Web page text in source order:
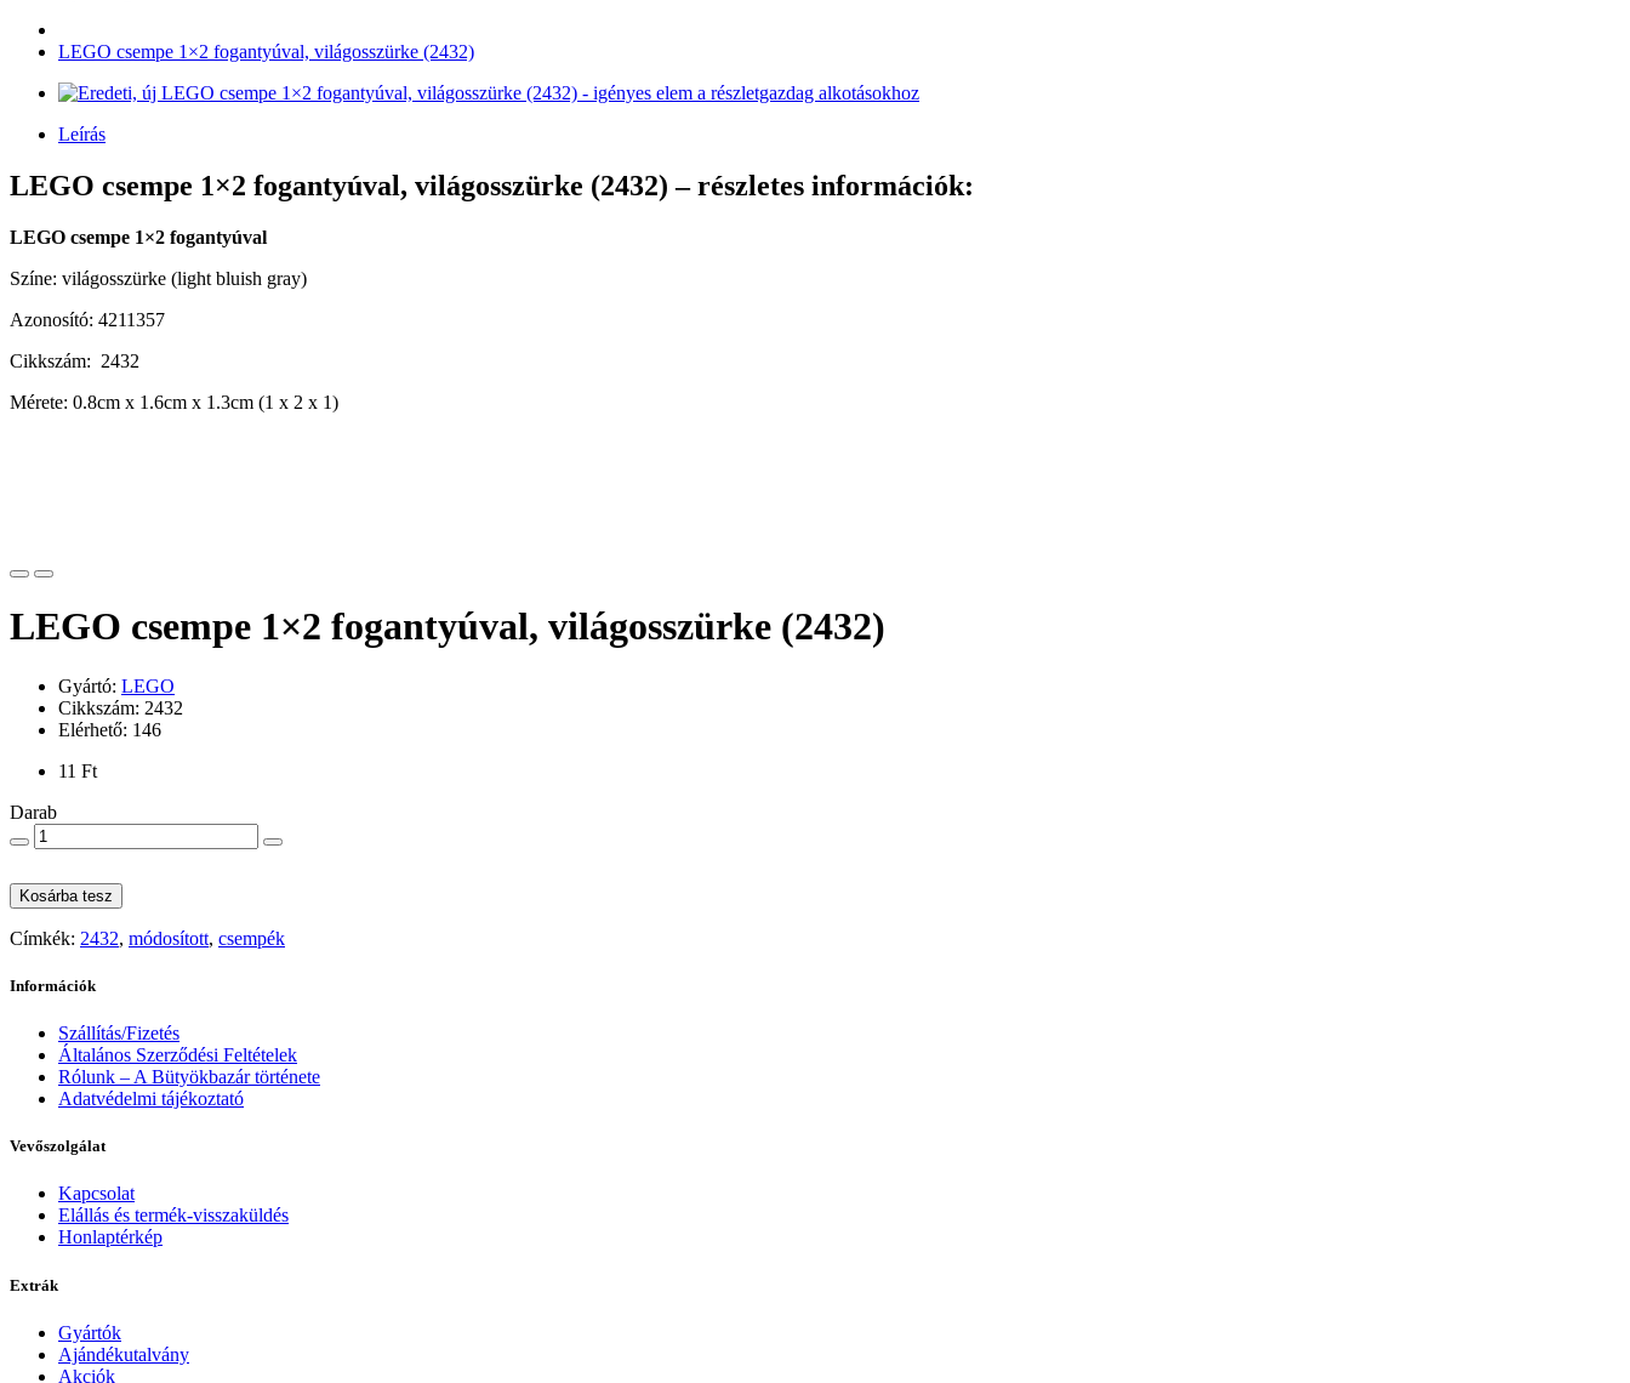
LEGO csempe 1×2 fogantyúval, világosszürke (2432)
Leírás
LEGO csempe 1×2 fogantyúval, világosszürke (2432) – részletes információk:
LEGO csempe 1×2 fogantyúval
Színe: világosszürke (light bluish gray)
Azonosító: 4211357
Cikkszám: 2432
Mérete: 0.8cm x 1.6cm x 1.3cm (1 x 2 x 1)
LEGO csempe 1×2 fogantyúval, világosszürke (2432)
Gyártó: LEGO
Cikkszám: 2432
Elérhető: 146
11 Ft
Darab
Kosárba tesz
Címkék: 2432, módosított, csempék
Információk
Szállítás/Fizetés
Általános Szerződési Feltételek
Rólunk – A Bütyökbazár története
Adatvédelmi tájékoztató
Vevőszolgálat
Kapcsolat
Elállás és termék-visszaküldés
Honlaptérkép
Extrák
Gyártók
Ajándékutalvány
Akciók